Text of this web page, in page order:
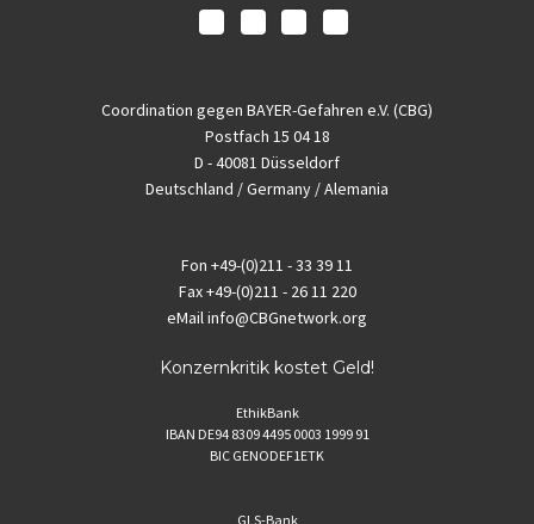
Coordination gegen BAYER-Gefahren e.V. (CBG)
Postfach 15 04 18
D - 40081 Düsseldorf
Deutschland / Germany / Alemania
Fon +49-(0)211 - 33 39 11
Fax+49-(0)211 - 26 11 220
eMailinfo@CBGnetwork.org
Konzernkritik kostet Geld!
EthikBank
IBAN DE94 8309 4495 0003 1999 91
BIC GENODEF1ETK
GLS-Bank